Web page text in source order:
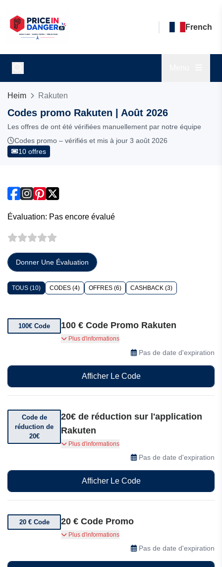
French
Heim Rakuten
Codes promo Rakuten | Août 2026
Les offres de ont été vérifiées manuellement par notre équipe
Codes promo – vérifiés et mis à jour 3 août 2026
10 offres
Évaluation: Pas encore évalué
Donner Une Évaluation
TOUS (10) CODES (4) OFFRES (6) CASHBACK (3)
100€ Code 100 € Code Promo Rakuten
100 € de réduction au lieu de 999 € avec le code
Plus d'informations
Pas de date d'expiration
Afficher Le Code
Code de
réduction de
20€
20€ de réduction sur l'application
Rakuten
Téléchargez l'application Rakuten et bénéficiez
de 20€ de réduction dès 159 € d'achat.
Plus d'informations
Pas de date d'expiration
Afficher Le Code
20 € Code 20 € Code Promo
20 € de réduction au lieu de 149 € avec le code
Plus d'informations
Pas de date d'expiration